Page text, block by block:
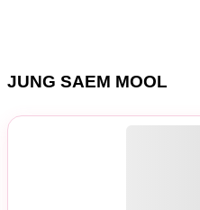
JUNG SAEM MOOL